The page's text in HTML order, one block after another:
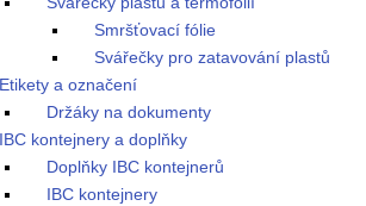
Smršťovací fólie
Svářečky pro zatavování plastů
Etikety a označení
Držáky na dokumenty
IBC kontejnery a doplňky
Doplňky IBC kontejnerů
IBC kontejnery